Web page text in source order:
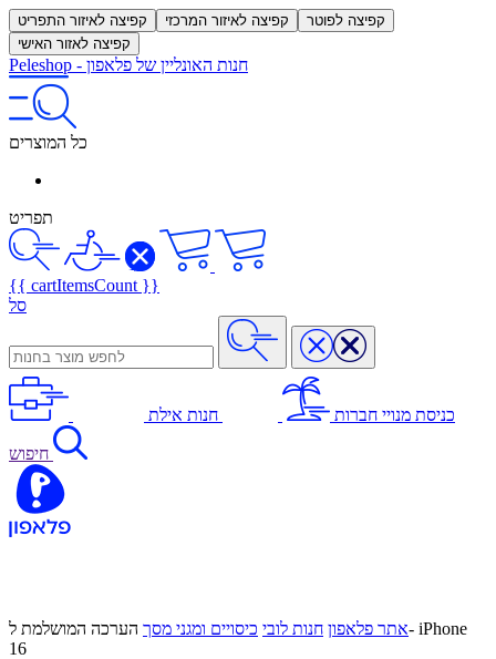
קפיצה לאיזור התפריט קפיצה לאיזור המרכזי
קפיצה לפוטר
קפיצה לאזור האישי
Peleshop - חנות האונליין של פלאפון
כל המוצרים
תפריט
{{ cartItemsCount }}
סל
כניסת מנויי חברות חנות אילת
חיפוש
אתר פלאפון חנות לובי כיסויים ומגני מסך הערכה המושלמת ל- iPhone
16